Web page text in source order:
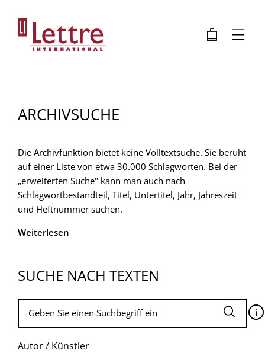
Inhalt
🛍 ⋮
ARCHIVSUCHE
Die Archivfunktion bietet keine Volltextsuche. Sie beruht
auf einer Liste von etwa 30.000 Schlagworten. Bei der
„erweiterten Suche" kann man auch nach
Schlagwortbestandteil, Titel, Untertitel, Jahr, Jahreszeit
und Heftnummer suchen.
Weiterlesen
SUCHE NACH TEXTEN
🛈
Autor / Künstler